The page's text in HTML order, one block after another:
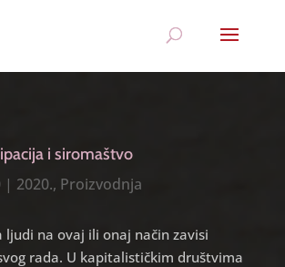
i siromaštvo
| 2020., Proizvodnja
ljudi na ovaj ili onaj način zavisi
rada. U kapitalističkim društvima